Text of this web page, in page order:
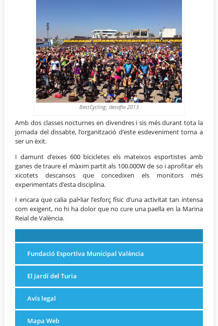
BestCycling, desafio 2013
Amb dos classes nocturnes en divendres i sis més durant tota la
jornada del dissabte, l’organització d’este esdeveniment torna a
ser un èxit.
I damunt d’eixes 600 bicicletes els mateixos esportistes amb
ganes de traure el màxim partit als 100.000W de so i aprofitar els
xicotets descansos que concedixen els monitors més
experimentats d’esta disciplina.
I encara que calia pal•liar l’esforç físic d’una activitat tan intensa
com exigent, no hi ha dolor que no cure una paella en la Marina
Reial de València.
Fundació Esportiva Municipal València
El Jardí del Turia
Avís legal
Mapa Web